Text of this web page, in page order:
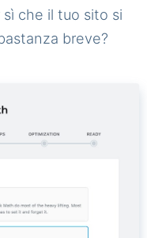
che il tuo sito si
breve?